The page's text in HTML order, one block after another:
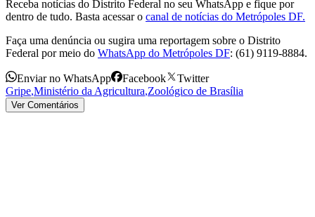
Receba notícias do Distrito Federal no seu WhatsApp e fique por
dentro de tudo. Basta acessar o canal de notícias do Metrópoles DF.
Faça uma denúncia ou sugira uma reportagem sobre o Distrito
Federal por meio do WhatsApp do Metrópoles DF: (61) 9119-8884.
Enviar no WhatsApp Facebook
Twitter
Gripe,Ministério da Agricultura,Zoológico de Brasília
Ver Comentários